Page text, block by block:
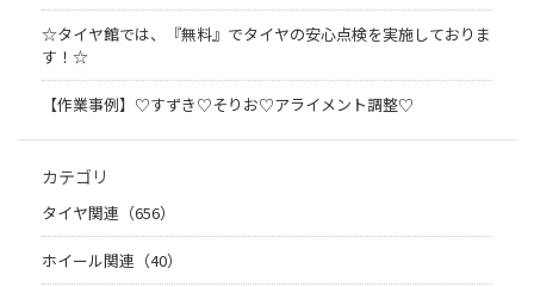
☆タイヤ館では、『無料』でタイヤの安心点検を実施しておりま
す！☆
【作業事例】♡すずき♡そりお♡アライメント調整♡
カテゴリ
タイヤ関連（656）
ホイール関連（40）